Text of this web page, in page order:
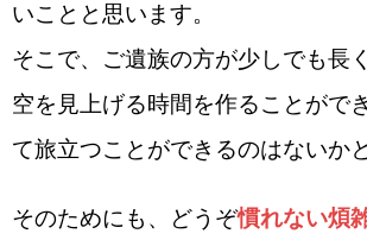
いことと思います。
そこで、ご遺族の方が少しでも長
空を見上げる時間を作ることがで
て旅立つことができるのはないか
そのためにも、どうぞ慣れない煩